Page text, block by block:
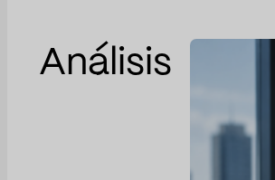
Análisis